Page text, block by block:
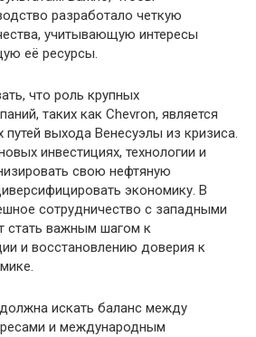
разработало четкую
учитывающую интересы
её ресурсы.
что роль крупных
таких как Chevron, является
выхода Венесуэлы из кризиса.
инвестициях, технологии и
свою нефтяную
экономику. В
сотрудничество с западными
стать важным шагом к
и восстановлению доверия к
искать баланс между
и международным